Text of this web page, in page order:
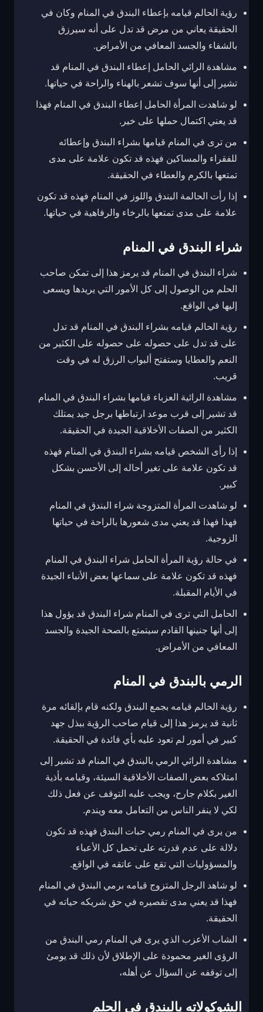
رؤية الحالم قيامه بإعطاء البندق في المنام وكان في
الحقيقة يعاني من مرض قد تدل على أنه سيرزق
بالشفاء والجسد المعافي من الأمراض.
مشاهدة الرائي الحامل إعطاء البندق في المنام قد
تشير إلى أنها سوف تشعر بالهناء والراحة في حياتها.
لو شاهدت المرأة الحامل إعطاء البندق في المنام فهذا
قد يعني اكتمال حملها على خير.
من ترى في المنام قيامها بشراء البندق وإعطائه
للفقراء والمساكين فهذه قد تكون علامة على مدى
تمتعها بالكرم والعطاء في الحقيقة.
إذا رأت الحالمة البندق واللوز في المنام فهذه قد تكون
علامة على مدى تمتعها بالرخاء والرفاهية في حياتها.
شراء البندق في المنام
شراء البندق في المنام قد يرمز هذا إلى تمكن صاحب
الحلم من الوصول إلى كل الأمور التي يريدها ويسعى
إليها في الواقع.
رؤية الحالم قيامه بشراء البندق في المنام قد تدل
على قد تدل على حصوله على حصوله على الكثير من
النعم والعطايا وستفتح ألبواب الرزق له في وقت
قريب.
مشاهدة الرائية العزباء قيامها بشراء البندق في المنام
قد تشير إلى قرب موعد ارتباطها برجل جيد يمتلك
الكثير من الصفات الأخلاقية الجيدة في الحقيقة.
إذا رأى الشخص قيامه بشراء البندق في المنام فهذه
قد تكون علامة على تغير أحاله إلى الأحسن بشكل
كبير.
لو شاهدت المرأة المتزوجة شراء البندق في المنام
فهذا فهذا قد يعني مدى شعورها بالراحة في حياتها
الزوجية.
في حالة رؤية المرأة الحامل شراء البندق في المنام
فهذه قد تكون علامة على سماعها بعض الأنباء الجيدة
في الأيام المقبلة.
الحامل التي ترى في المنام شراء البندق قد يؤول هذا
إلى أنها جنينها القادم سيتمتع بالصحة الجيدة والجسد
المعافي من الأمراض.
الرمي بالبندق في المنام
رؤية الحالم قيامه بجمع البندق ولكنه قام بإلقائه مرة
ثانية قد يرمز هذا إلى قيام صاحب الرؤية ببذل جهد
كبير في أمور لم تعود عليه بأي فائدة في الحقيقة.
مشاهدة الرائي الرمي بالبندق في المنام قد تشير إلى
امتلاكه بعض الصفات الأخلاقية السيئة، وقيامه بأذية
الغير بكلام جارح، ويجب عليه التوقف عن فعل ذلك
لكي لا ينفر الناس من التعامل معه ويندم.
من يرى في المنام رمي حبات البندق فهذه قد تكون
دلالة على عدم قدرته على تحمل كل الأعباء
والمسؤوليات التي تقع على عاتقه في الواقع.
لو شاهد الرجل المتزوج قيامه برمي البندق في المنام
فهذا قد يعني مدى تقصيره في حق شريكه حياته في
الحقيقة.
الشاب الأعزب الذي يرى في المنام رمي البندق من
الرؤى الغير محمودة على الإطلاق لأن ذلك قد يومئ
إلى توقفه عن السؤال عن أهله،
الشوكولاته بالبندق فى الحلم